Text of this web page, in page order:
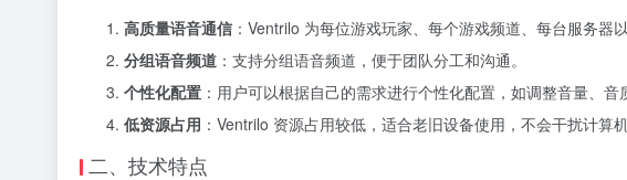
高质量语音通信 ：Ventrilo 为每位游戏玩家、每个游戏频道、每台服务器
分组语音频道 ：支持分组语音频道，便于团队分工和沟通。
个性化配置 ：用户可以根据自己的需求进行个性化配置，如调整音量、
低资源占用 ：Ventrilo 资源占用较低，适合老旧设备使用，不会干扰计算
二、技术特点